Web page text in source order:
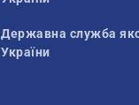
Державна служба
України